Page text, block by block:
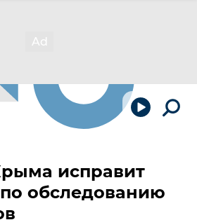
исправит
обследованию